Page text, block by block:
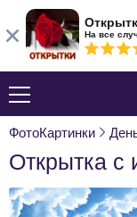
ФотоКартинки
Открытка
На все